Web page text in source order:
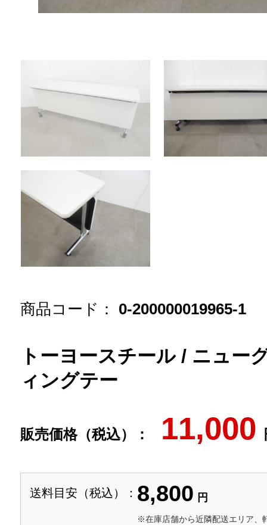
商品コード： 0-200000019965-1
トーヨースチール / ニュー
ィングテー
販売価格（税込）： 11,000
送料目安（税込）： 8,800 円
※在庫店舗から近隣配送エリア、